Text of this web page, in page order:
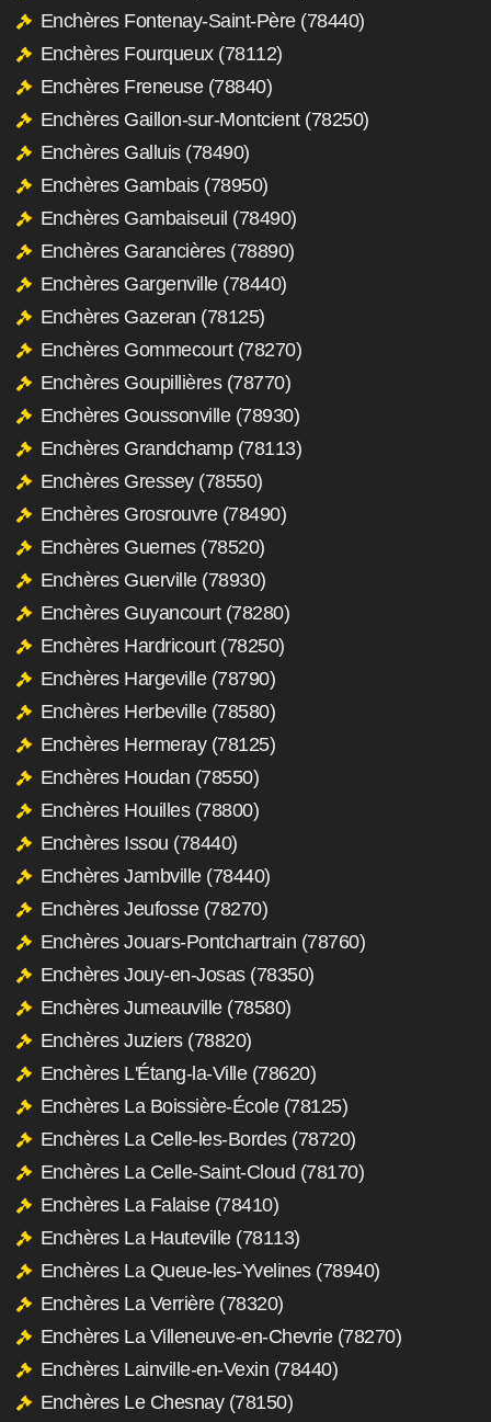
Enchères Fontenay-Saint-Père (78440)
Enchères Fourqueux (78112)
Enchères Freneuse (78840)
Enchères Gaillon-sur-Montcient (78250)
Enchères Galluis (78490)
Enchères Gambais (78950)
Enchères Gambaiseuil (78490)
Enchères Garancières (78890)
Enchères Gargenville (78440)
Enchères Gazeran (78125)
Enchères Gommecourt (78270)
Enchères Goupillières (78770)
Enchères Goussonville (78930)
Enchères Grandchamp (78113)
Enchères Gressey (78550)
Enchères Grosrouvre (78490)
Enchères Guernes (78520)
Enchères Guerville (78930)
Enchères Guyancourt (78280)
Enchères Hardricourt (78250)
Enchères Hargeville (78790)
Enchères Herbeville (78580)
Enchères Hermeray (78125)
Enchères Houdan (78550)
Enchères Houilles (78800)
Enchères Issou (78440)
Enchères Jambville (78440)
Enchères Jeufosse (78270)
Enchères Jouars-Pontchartrain (78760)
Enchères Jouy-en-Josas (78350)
Enchères Jumeauville (78580)
Enchères Juziers (78820)
Enchères L'Étang-la-Ville (78620)
Enchères La Boissière-École (78125)
Enchères La Celle-les-Bordes (78720)
Enchères La Celle-Saint-Cloud (78170)
Enchères La Falaise (78410)
Enchères La Hauteville (78113)
Enchères La Queue-les-Yvelines (78940)
Enchères La Verrière (78320)
Enchères La Villeneuve-en-Chevrie (78270)
Enchères Lainville-en-Vexin (78440)
Enchères Le Chesnay (78150)